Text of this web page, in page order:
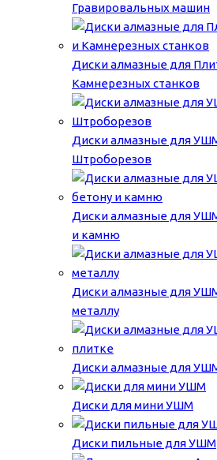
Гравировальных машин
Диски алмазные для
Камнерезных станков
Диски алмазные для
Штроборезов
Диски алмазные для
и камню
Диски алмазные для
металлу
Диски алмазные для
Диски для мини УШМ
Диски пильные для УШМ